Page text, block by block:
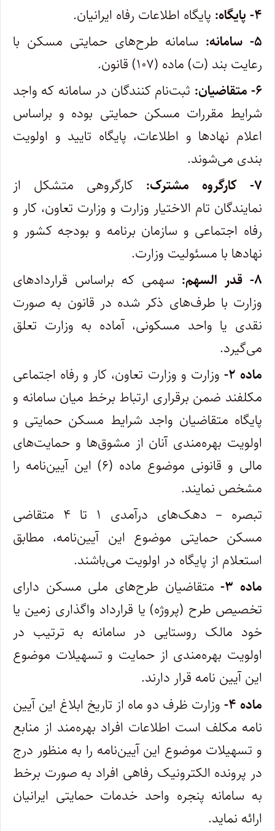
۴- پایگاه:
پایگاه اطلاعات رفاه ایرانیان.
۵- سامانه:
سامانه طرح‌های حمایتی مسکن با
رعایت بند (ت) ماده (۱۰۷) قانون.
۶- متقاضیان:
ثبت‌نام کنندگان در سامانه که واجد
شرایط مقررات مسکن حمایتی بوده و براساس
اعلام نهاد‌ها و اطلاعات، پایگاه تایید و اولویت
بندی می‌شوند.
۷- کارگروه مشترک:
کارگروهی متشکل از
نمایندگان تام الاختیار وزارت و وزارت تعاون، کار و
رفاه اجتماعی و سازمان برنامه و بودجه کشور و
نهاد‌ها با مسئولیت وزارت.
۸- قدر السهم:
سهمی که براساس قرارداد‌های
وزارت با طرف‌های ذکر شده در قانون به صورت
نقدی یا واحد مسکونی، آماده به وزارت تعلق
می‌گیرد.
ماده ۲-
وزارت و وزارت تعاون، کار و رفاه اجتماعی
مکلفند ضمن برقراری ارتباط برخط میان سامانه و
پایگاه متقاضیان واجد شرایط مسکن حمایتی و
اولویت بهره‌مندی آنان از مشوق‌ها و حمایت‌های
مالی و قانونی موضوع ماده (۶) این آیین‌نامه را
مشخص نمایند.
تبصره – دهک‌های درآمدی ۱ تا ۴ متقاضی
مسکن حمایتی موضوع این آیین‌نامه، مطابق
استعلام از پایگاه در اولویت می‌باشند.
ماده ۳-
متقاضیان طرح‌های ملی مسکن دارای
تخصیص طرح (پروژه) یا قرارداد واگذاری زمین یا
خود مالک روستایی در سامانه به ترتیب در
اولویت بهره‌مندی از حمایت و تسهیلات موضوع
این آیین نامه قرار دارند.
ماده ۴-
وزارت ظرف دو ماه از تاریخ ابلاغ این آیین
نامه مکلف است اطلاعات افراد بهره‌مند از منابع
و تسهیلات موضوع این آیین‌نامه را به منظور درج
در پرونده الکترونیک رفاهی افراد به صورت برخط
به سامانه پنجره واحد خدمات حمایتی ایرانیان
ارائه نماید.